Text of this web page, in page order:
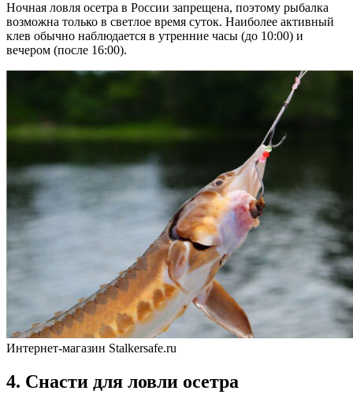
Ночная ловля осетра в России запрещена, поэтому рыбалка
возможна только в светлое время суток. Наиболее активный
клев обычно наблюдается в утренние часы (до 10:00) и
вечером (после 16:00).
Интернет-магазин Stalkersafe.ru
4. Снасти для ловли осетра